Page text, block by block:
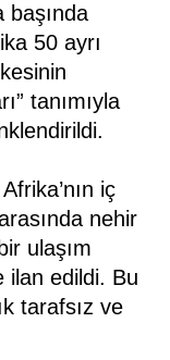
başında
50 ayrı
tanımıyla
iç
nehir
ulaşım
ilan edildi. Bu
tarafsız ve